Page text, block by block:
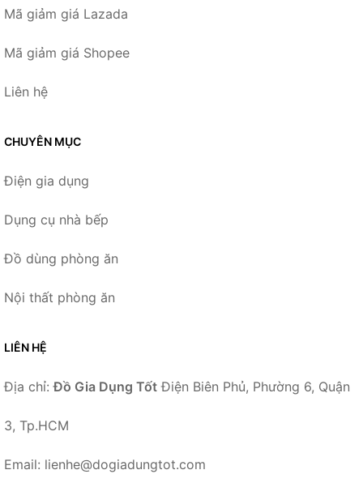
Mã giảm giá Lazada
Mã giảm giá Shopee
Liên hệ
CHUYÊN MỤC
Điện gia dụng
Dụng cụ nhà bếp
Đồ dùng phòng ăn
Nội thất phòng ăn
LIÊN HỆ
Địa chỉ:Đồ Gia Dụng Tốt Điện Biên Phủ, Phường 6, Quận
3, Tp.HCM
Email: lienhe@dogiadungtot.com